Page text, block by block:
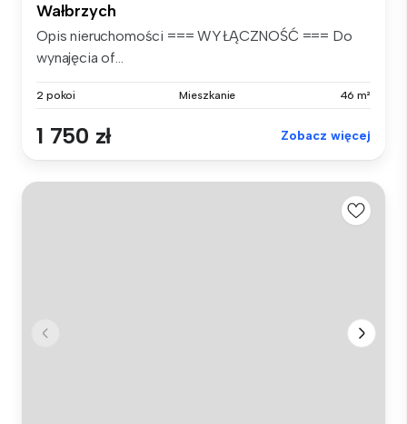
Wałbrzych
Opis nieruchomości === WYŁĄCZNOŚĆ === Do
wynajęcia of...
2 pokoi Mieszkanie 46 m²
1 750 zł Zobacz więcej